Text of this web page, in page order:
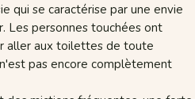
qui se caractérise par une envie
Les personnes touchées ont
aller aux toilettes de toute
pas encore complètement